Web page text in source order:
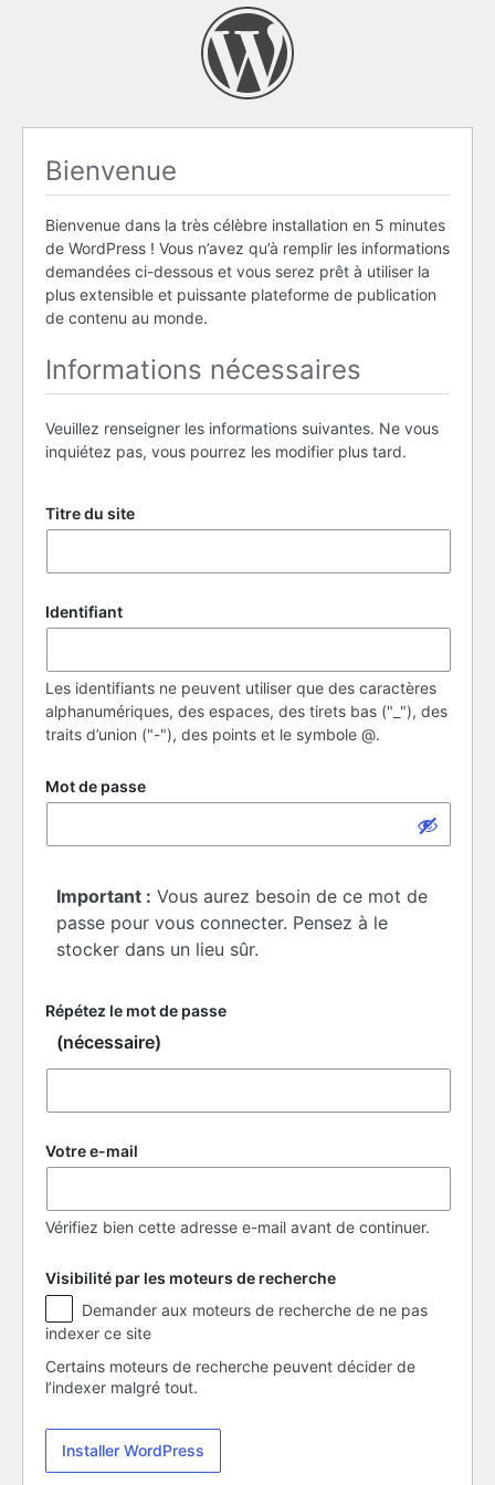
Bienvenue
Bienvenue dans la très célèbre installation en 5 minutes
de WordPress ! Vous n’avez qu’à remplir les informations
demandées ci-dessous et vous serez prêt à utiliser la
plus extensible et puissante plateforme de publication
de contenu au monde.
Informations nécessaires
Veuillez renseigner les informations suivantes. Ne vous
inquiétez pas, vous pourrez les modifier plus tard.
Titre du site
Identifiant
Les identifiants ne peuvent utiliser que des caractères
alphanumériques, des espaces, des tirets bas ("_"), des
traits d’union ("-"), des points et le symbole @.
Mot de passe
Important : Vous aurez besoin de ce mot de
passe pour vous connecter. Pensez à le
stocker dans un lieu sûr.
Répétez le mot de passe
(nécessaire)
Votre e-mail
Vérifiez bien cette adresse e-mail avant de continuer.
Visibilité par les moteurs de recherche
Visibilité
par
les
moteurs
de
indexer ce site
Certains moteurs de recherche peuvent décider de
l’indexer malgré tout.